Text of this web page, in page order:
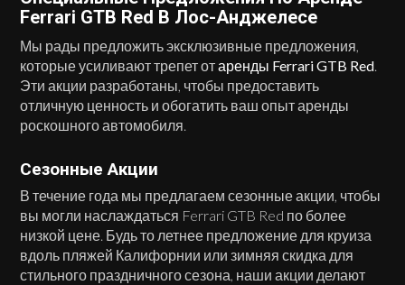
Ferrari GTB Red В Лос-Анджелесе
Мы рады предложить эксклюзивные предложения,
которые усиливают трепет отаренды Ferrari GTB Red
Эти акции разработаны, чтобы предоставить
отличную ценность и обогатить ваш опыт аренды
роскошного автомобиля.
Сезонные Акции
В течение года мы предлагаем сезонные акции, чтобы
вы могли наслаждаться Ferrari GTB Red по более
низкой цене. Будь то летнее предложение для круиза
вдоль пляжей Калифорнии или зимняя скидка для
стильного праздничного сезона, наши акции делают